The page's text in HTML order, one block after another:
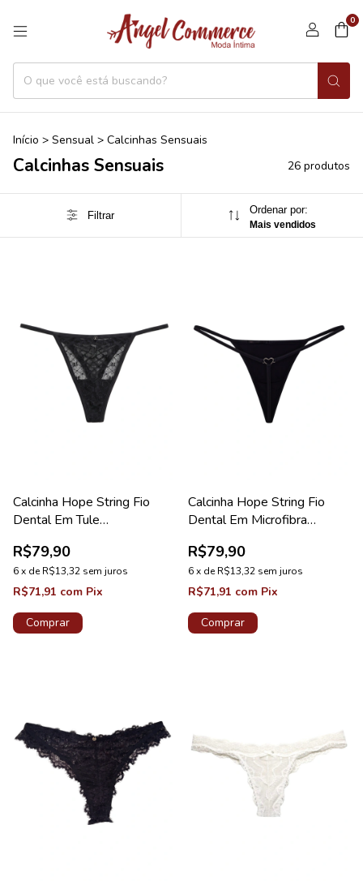
0
Início > Sensual > Calcinhas Sensuais
Calcinhas Sensuais 26 produtos
Filtrar Ordenar por:
Mais vendidos
Calcinha Hope String Fio
Dental Em Tule
Coleção Studio
R$79,90
6x deR$13,32 sem juros
R$71,91 com Pix
Comprar
Calcinha Hope String Fio
Dental Em Microfibra
Manhattan
R$79,90
6x deR$13,32 sem juros
R$71,91 com Pix
Comprar